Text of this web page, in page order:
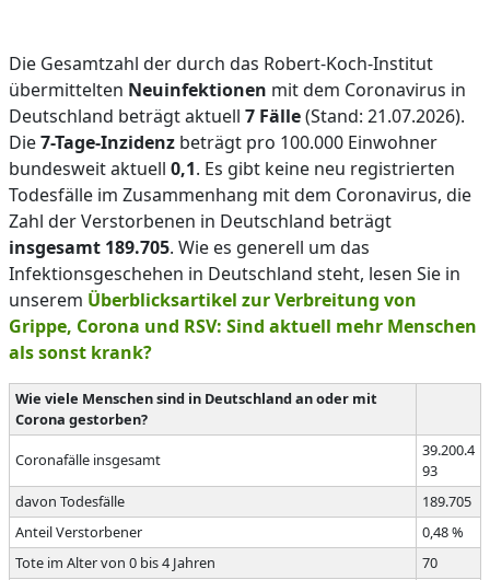
Die Gesamtzahl der durch das Robert-Koch-Institut
übermittelten Neuinfektionen mit dem Coronavirus in
Deutschland beträgt aktuell 7 Fälle(Stand: 21.07.2026).
Die7-Tage-Inzidenz beträgt pro 100.000 Einwohner
bundesweit aktuell 0,1. Es gibt keine neu registrierten
Todesfälle im Zusammenhang mit dem Coronavirus, die
Zahl der Verstorbenen in Deutschland beträgt
insgesamt 189.705. Wie es generell um das
Infektionsgeschehen in Deutschland steht, lesen Sie in
unserem Überblicksartikel zur Verbreitung von
Grippe, Corona und RSV: Sind aktuell mehr Menschen
als sonst krank?
Wie viele Menschen sind in Deutschland an oder mit
Corona gestorben?
Coronafälle insgesamt
39.200.4
93
davon Todesfälle
189.705
Anteil Verstorbener
0,48 %
Tote im Alter von 0 bis 4 Jahren
70